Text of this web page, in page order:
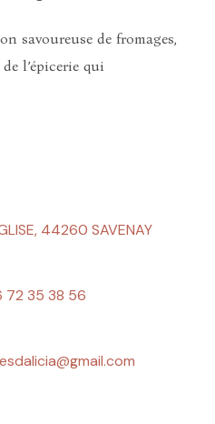
savoureuse de fromages,
l’épicerie qui
44260 SAVENAY
72 35 38 56